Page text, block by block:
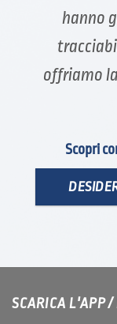
hanno
offriamo
Scopri
SCARICA L'APP